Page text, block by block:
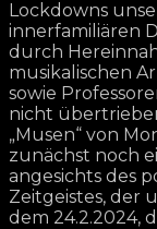
Lockdowns
innerfamiliären
durch
musikalischen
sowie
nicht
„Musen“ von
zunächst noch
angesichts des
Zeitgeistes, der
dem 24.2.2024,